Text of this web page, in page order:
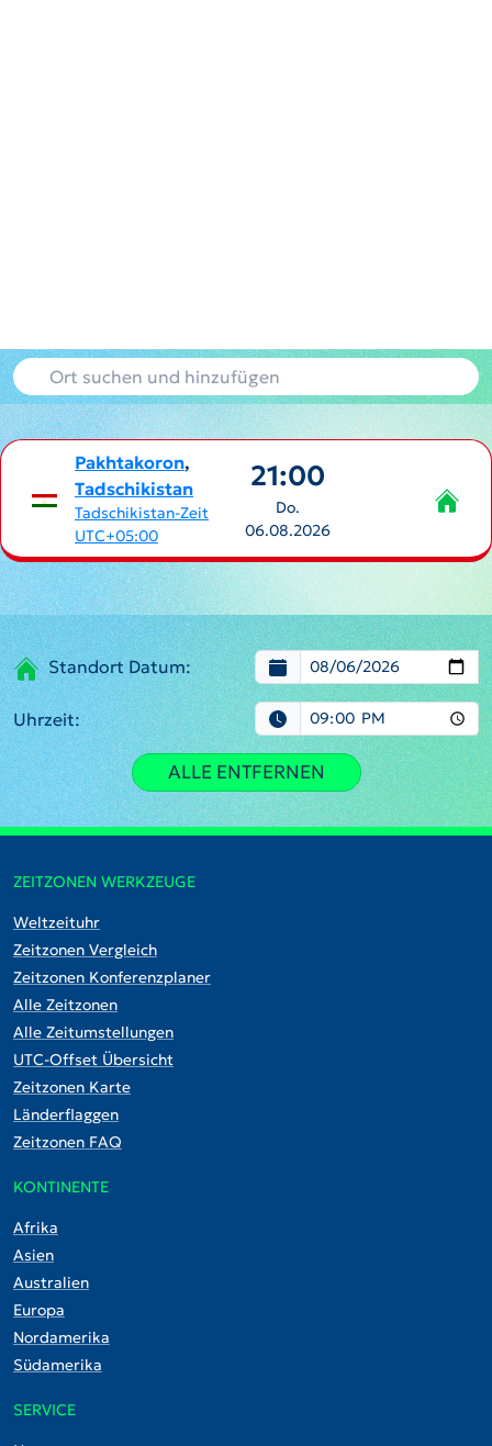
Pakhtakoron,
Tadschikistan
Tadschikistan-Zeit
UTC+05:00
21:00
Do.
06.08.2026
Standort Datum:
Uhrzeit:
ALLE ENTFERNEN
ZEITZONEN WERKZEUGE
Weltzeituhr
Zeitzonen Vergleich
Zeitzonen Konferenzplaner
Alle Zeitzonen
Alle Zeitumstellungen
UTC-Offset Übersicht
Zeitzonen Karte
Länderflaggen
Zeitzonen FAQ
KONTINENTE
Afrika
Asien
Australien
Europa
Nordamerika
Südamerika
SERVICE